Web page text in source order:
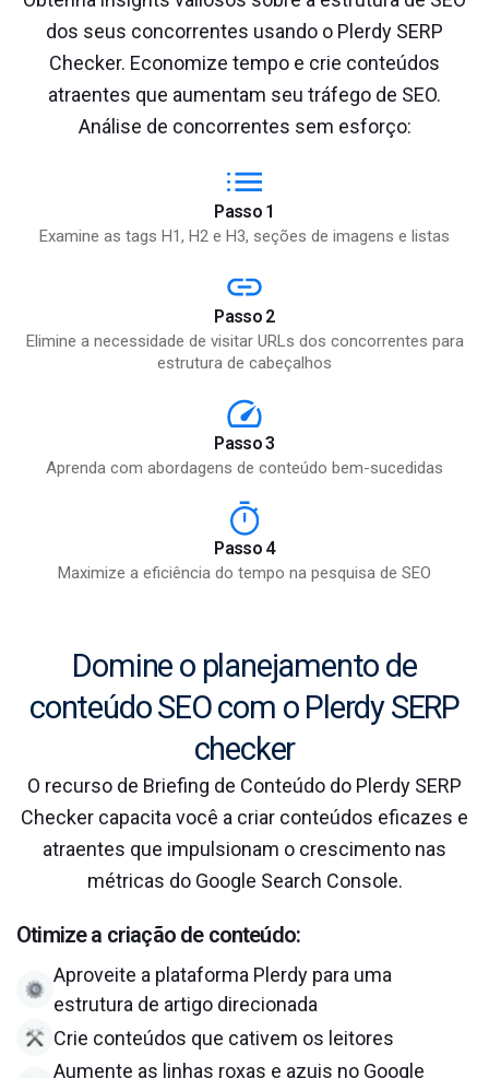
dos seus concorrentes usando o Plerdy SERP
Checker. Economize tempo e crie conteúdos
atraentes que aumentam seu tráfego de SEO.
Análise de concorrentes sem esforço:
Passo 1
Examine as tags H1, H2 e H3, seções de imagens e listas
Passo 2
Elimine a necessidade de visitar URLs dos concorrentes para
estrutura de cabeçalhos
Passo 3
Aprenda com abordagens de conteúdo bem-sucedidas
Passo 4
Maximize a eficiência do tempo na pesquisa de SEO
Domine o planejamento de
conteúdo SEO com o Plerdy SERP
checker
O recurso de Briefing de Conteúdo do Plerdy SERP
Checker capacita você a criar conteúdos eficazes e
atraentes que impulsionam o crescimento nas
métricas do Google Search Console.
Otimize a criação de conteúdo:
Aproveite a plataforma Plerdy para uma
estrutura de artigo direcionada
Crie conteúdos que cativem os leitores
Aumente as linhas roxas e azuis no Google